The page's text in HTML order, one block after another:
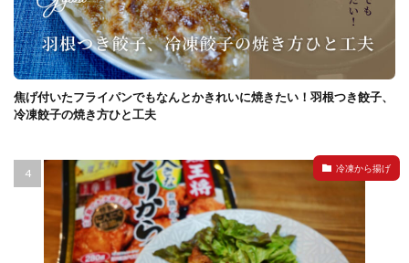
焦げ付いたフライパンでもなんとかきれいに焼きたい！羽根つき餃子、
冷凍餃子の焼き方ひと工夫
冷凍から揚げ